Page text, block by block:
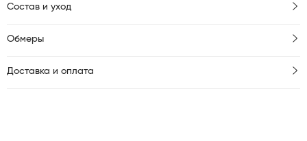
Состав и уход
Обмеры
Доставка и оплата